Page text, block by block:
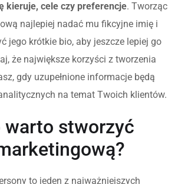
kieruje, cele czy preferencje. Tworząc
najlepiej nadać mu fikcyjne imię i
jego krótkie bio, aby jeszcze lepiej go
że największe korzyści z tworzenia
gdy uzupełnione informacje będą
na temat Twoich klientów.
warto stworzyć
to jeden z najważniejszych